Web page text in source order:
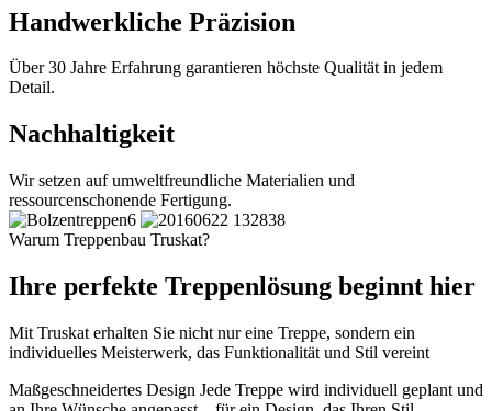
Handwerkliche Präzision
Über 30 Jahre Erfahrung garantieren höchste Qualität in jedem
Detail.
Nachhaltigkeit
Wir setzen auf umweltfreundliche Materialien und
ressourcenschonende Fertigung.
Warum Treppenbau Truskat?
Ihre perfekte Treppenlösung beginnt hier
Mit Truskat erhalten Sie nicht nur eine Treppe, sondern ein
individuelles Meisterwerk, das Funktionalität und Stil vereint
Maßgeschneidertes Design Jede Treppe wird individuell geplant und